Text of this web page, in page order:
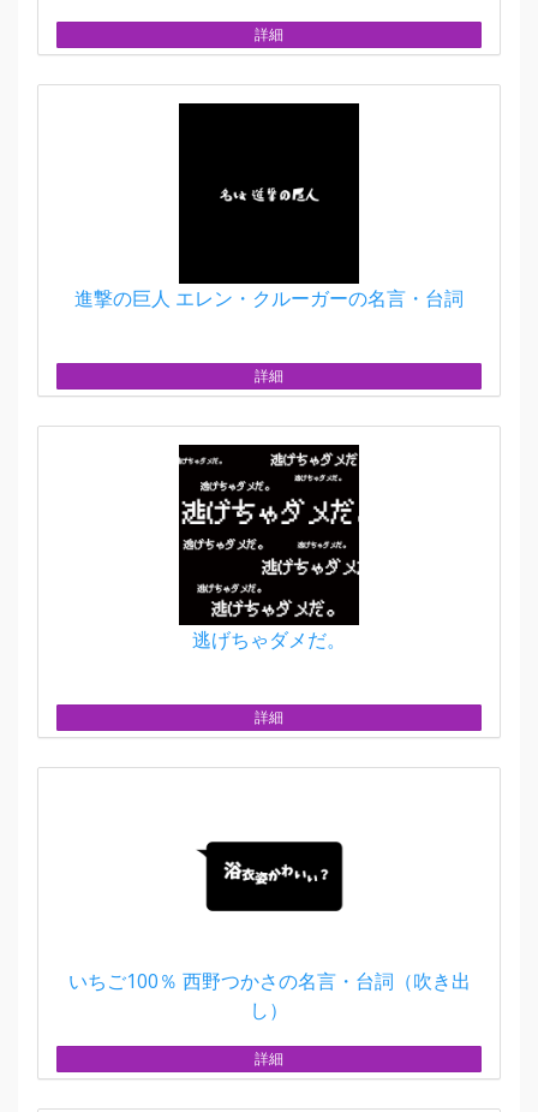
詳細
進撃の巨人 エレン・クルーガーの名言・台詞
詳細
逃げちゃダメだ。
詳細
いちご100％ 西野つかさの名言・台詞（吹き出
し）
詳細